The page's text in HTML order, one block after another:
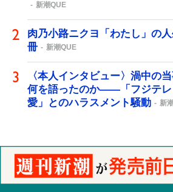
新潮QUE
肉乃小路ニクヨ「わたし」の
冊
新潮QUE
〈本人インタビュー〉渦中の
何を語ったのか――「フジテレ
愛」とのハラスメント騒動
新